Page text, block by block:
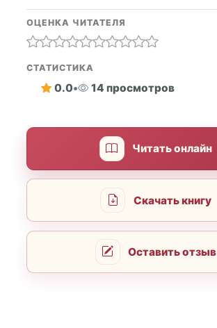
ОЦЕНКА ЧИТАТЕЛЯ
СТАТИСТИКА
0.0• 14 просмотров
Читать онлайн
Скачать книгу
Оставить отзыв